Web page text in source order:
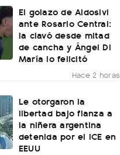
El golazo de Aldosivi
ante Rosario Central:
la clavó desde mitad
de cancha y Ángel Di
María lo felicitó
Hace 2 horas
Le otorgaron la
libertad bajo fianza a
la niñera argentina
detenida por el ICE en
EEUU